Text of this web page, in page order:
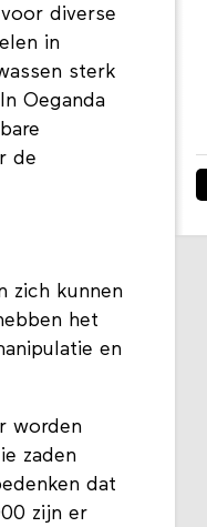
diverse
in
sterk
Oeganda
de
zich kunnen
het
en
worden
zaden
dat
zijn er